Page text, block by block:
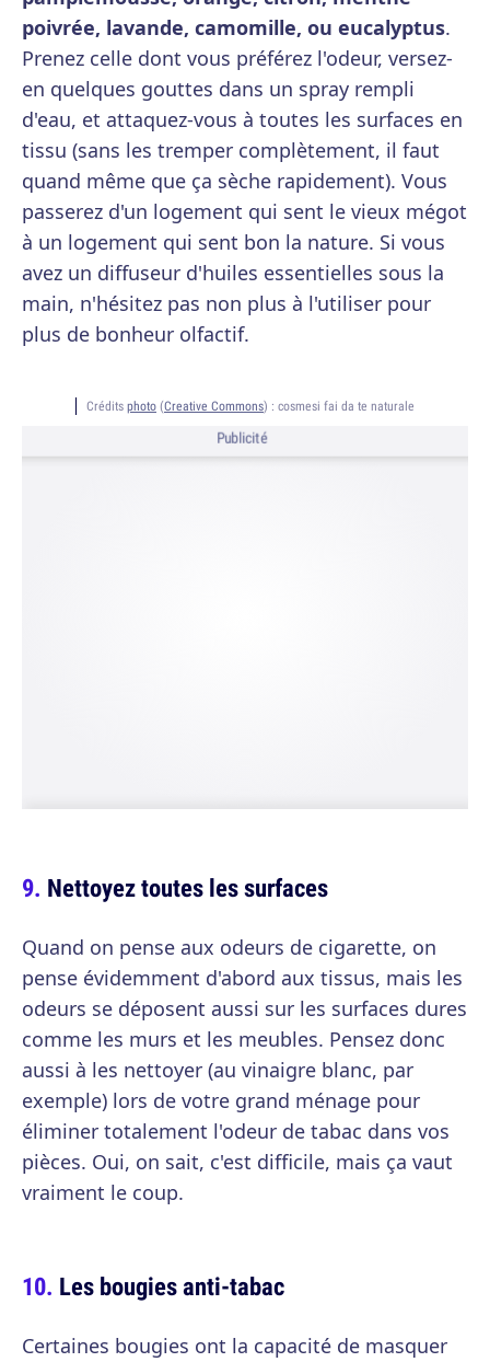
poivrée, lavande, camomille, ou eucalyptus.
Prenez celle dont vous préférez l'odeur, versez-
en quelques gouttes dans un spray rempli
d'eau, et attaquez-vous à toutes les surfaces en
tissu (sans les tremper complètement, il faut
quand même que ça sèche rapidement). Vous
passerez d'un logement qui sent le vieux mégot
à un logement qui sent bon la nature. Si vous
avez un diffuseur d'huiles essentielles sous la
main, n'hésitez pas non plus à l'utiliser pour
plus de bonheur olfactif.
Crédits photo (Creative Commons) : cosmesi fai da te naturale
Publicité
Nettoyez toutes les surfaces
Quand on pense aux odeurs de cigarette, on
pense évidemment d'abord aux tissus, mais les
odeurs se déposent aussi sur les surfaces dures
comme les murs et les meubles. Pensez donc
aussi à les nettoyer (au vinaigre blanc, par
exemple) lors de votre grand ménage pour
éliminer totalement l'odeur de tabac dans vos
pièces. Oui, on sait, c'est difficile, mais ça vaut
vraiment le coup.
Les bougies anti-tabac
Certaines bougies ont la capacité de masquer